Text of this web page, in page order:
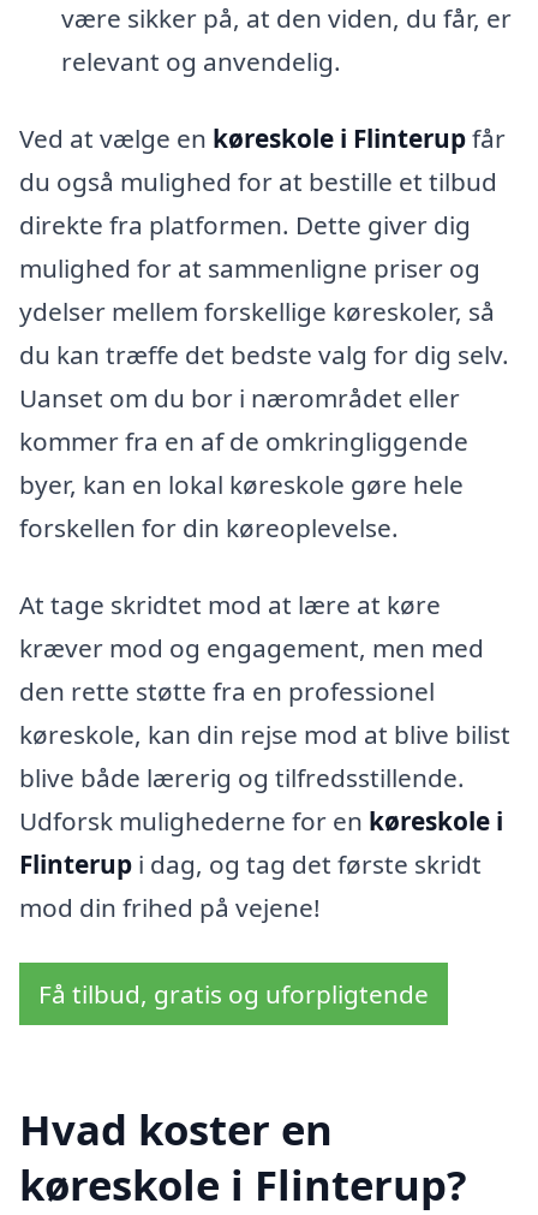
være sikker på, at den viden, du får, er
relevant og anvendelig.
Ved at vælge en køreskole i Flinterupfår
du også mulighed for at bestille et tilbud
direkte fra platformen. Dette giver dig
mulighed for at sammenligne priser og
ydelser mellem forskellige køreskoler, så
du kan træffe det bedste valg for dig selv.
Uanset om du bor i nærområdet eller
kommer fra en af de omkringliggende
byer, kan en lokal køreskole gøre hele
forskellen for din køreoplevelse.
At tage skridtet mod at lære at køre
kræver mod og engagement, men med
den rette støtte fra en professionel
køreskole, kan din rejse mod at blive bilist
blive både lærerig og tilfredsstillende.
Udforsk mulighederne for en køreskole i
Flinterup i dag, og tag det første skridt
mod din frihed på vejene!
Få tilbud, gratis og uforpligtende
Hvad koster en
køreskole i Flinterup?